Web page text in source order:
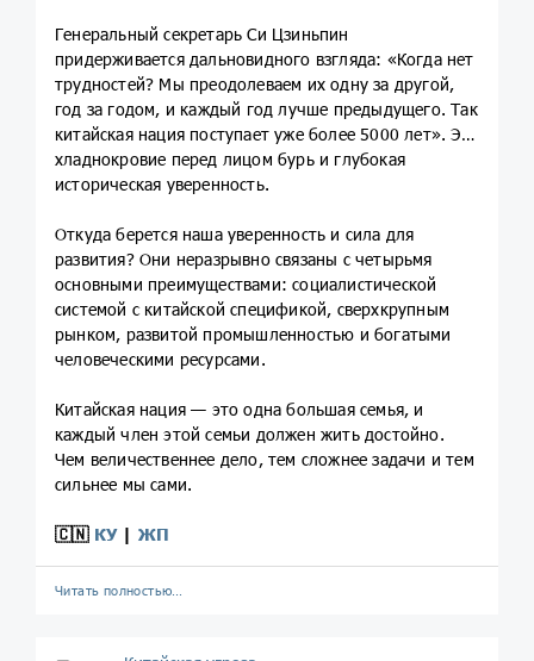
Генеральный секретарь Си Цзиньпин
придерживается дальновидного взгляда: «Когда нет
трудностей? Мы преодолеваем их одну за другой,
год за годом, и каждый год лучше предыдущего. Так
китайская нация поступает уже более 5000 лет». Это
хладнокровие перед лицом бурь и глубокая
историческая уверенность.
Откуда берется наша уверенность и сила для
развития? Они неразрывно связаны с четырьмя
основными преимуществами: социалистической
системой с китайской спецификой, сверхкрупным
рынком, развитой промышленностью и богатыми
человеческими ресурсами.
Китайская нация — это одна большая семья, и
каждый член этой семьи должен жить достойно.
Чем величественнее дело, тем сложнее задачи и тем
сильнее мы сами.
🇨🇳 КУ| ЖП
Читать полностью…